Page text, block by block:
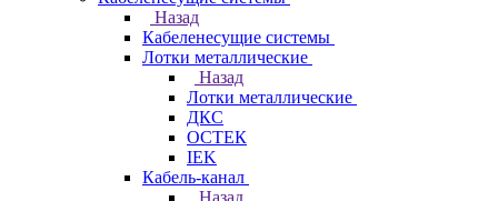
Назад
Кабеленесущие системы
Лотки металлические
Назад
Лотки металлические
ДКС
ОСТЕК
IEK
Кабель-канал
Назад